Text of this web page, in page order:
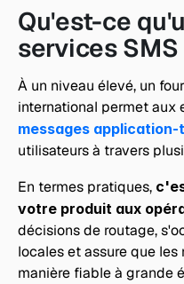
Qu'est-ce
services
À un niveau élevé, un
messages application-
utilisateurs à travers
En termes pratiques,
votre produit aux
décisions de routage,
locales et assure que
manière fiable à grande